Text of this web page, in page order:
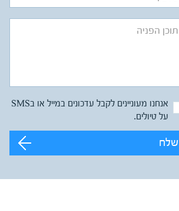
אנחנו מעוניינים לקבל עדכונים במייל או בSMS
על טיולים.
שלח